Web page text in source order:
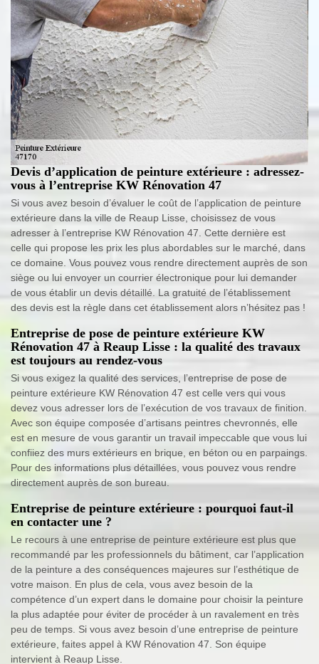
Devis d’application de peinture extérieure : adressez-
vous à l’entreprise KW Rénovation 47
Si vous avez besoin d’évaluer le coût de l’application de peinture
extérieure dans la ville de Reaup Lisse, choisissez de vous
adresser à l’entreprise KW Rénovation 47. Cette dernière est
celle qui propose les prix les plus abordables sur le marché, dans
ce domaine. Vous pouvez vous rendre directement auprès de son
siège ou lui envoyer un courrier électronique pour lui demander
de vous établir un devis détaillé. La gratuité de l’établissement
des devis est la règle dans cet établissement alors n’hésitez pas !
Entreprise de pose de peinture extérieure KW
Rénovation 47 à Reaup Lisse : la qualité des travaux
est toujours au rendez-vous
Si vous exigez la qualité des services, l’entreprise de pose de
peinture extérieure KW Rénovation 47 est celle vers qui vous
devez vous adresser lors de l’exécution de vos travaux de finition.
Avec son équipe composée d’artisans peintres chevronnés, elle
est en mesure de vous garantir un travail impeccable que vous lui
confiiez des murs extérieurs en brique, en béton ou en parpaings.
Pour des informations plus détaillées, vous pouvez vous rendre
directement auprès de son bureau.
Entreprise de peinture extérieure : pourquoi faut-il
en contacter une ?
Le recours à une entreprise de peinture extérieure est plus que
recommandé par les professionnels du bâtiment, car l’application
de la peinture a des conséquences majeures sur l’esthétique de
votre maison. En plus de cela, vous avez besoin de la
compétence d’un expert dans le domaine pour choisir la peinture
la plus adaptée pour éviter de procéder à un ravalement en très
peu de temps. Si vous avez besoin d’une entreprise de peinture
extérieure, faites appel à KW Rénovation 47. Son équipe
intervient à Reaup Lisse.